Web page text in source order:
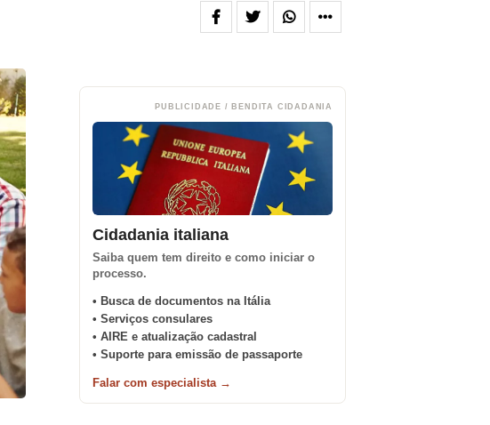
PUBLICIDADE / BENDITA CIDADANIA
Cidadania italiana
Saiba quem tem direito e como iniciar o
processo.
• Busca de documentos na Itália
• Serviços consulares
• AIRE e atualização cadastral
• Suporte para emissão de passaporte
Falar com especialista →